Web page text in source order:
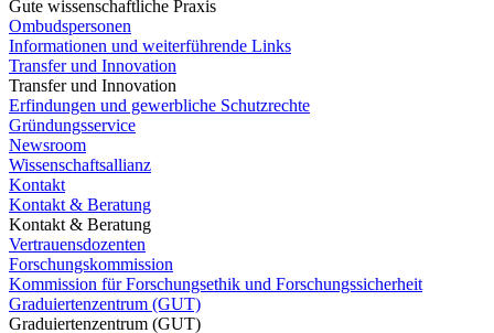
Gute wissenschaftliche Praxis
Ombudspersonen
Informationen und weiterführende Links
Transfer und Innovation
Transfer und Innovation
Erfindungen und gewerbliche Schutzrechte
Gründungsservice
Newsroom
Wissenschaftsallianz
Kontakt
Kontakt & Beratung
Kontakt & Beratung
Vertrauensdozenten
Forschungskommission
Kommission für Forschungsethik und Forschungssicherheit
Graduiertenzentrum (GUT)
Graduiertenzentrum (GUT)